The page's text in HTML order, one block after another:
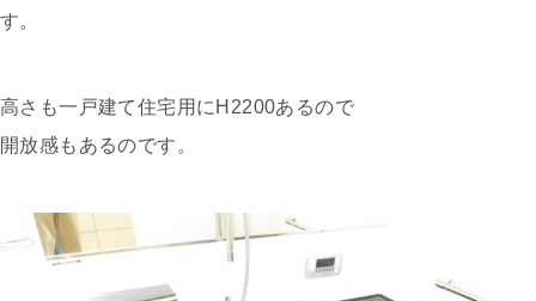
す。
高さも一戸建て住宅用にH2200あるので
開放感もあるのです。